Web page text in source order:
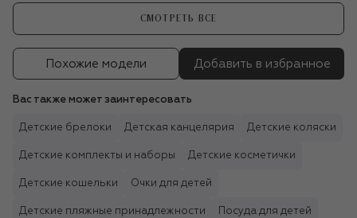
СМОТРЕТЬ ВСЕ
Похожие модели Добавить в избранное
Вас также может заинтересовать
Детские брелоки Детская канцелярия Детские коляски
Детские комплекты и наборы Детские косметички
Детские кошельки Очки для детей
Детские пляжные принадлежности Посуда для детей